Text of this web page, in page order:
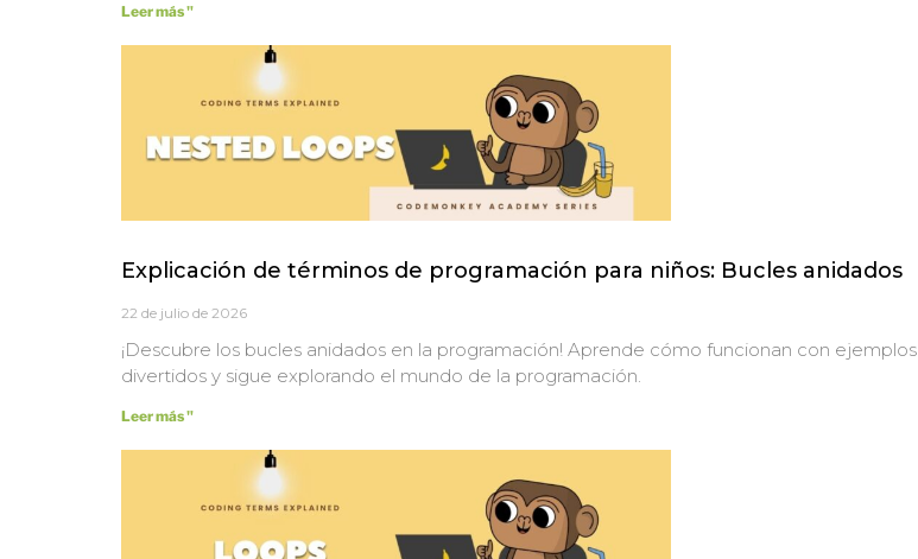
Leer más "
Explicación de términos de programación para niños: Bucles anidados
22 de julio de 2026
¡Descubre los bucles anidados en la programación! Aprende cómo funcionan con ejemplos
divertidos y sigue explorando el mundo de la programación.
Leer más "